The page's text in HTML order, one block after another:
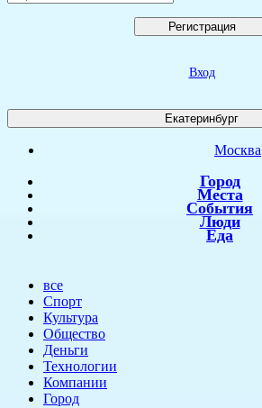
Регистрация
Вход
Екатеринбург
Москва
Город
Места
События
Люди
Еда
все
Спорт
Культура
Общество
Деньги
Технологии
Компании
Город